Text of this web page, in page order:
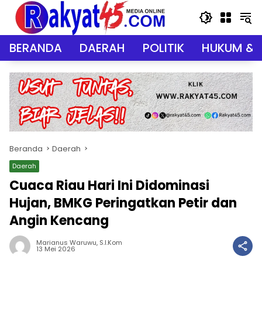
Langsung
konten
BERANDA DAERAH POLITIK HUKUM &
Beranda Daerah
Daerah
Cuaca Riau Hari Ini Didominasi
Hujan, BMKG Peringatkan Petir dan
Angin Kencang
Marianus Waruwu, S.I.Kom
13 Mei 2026